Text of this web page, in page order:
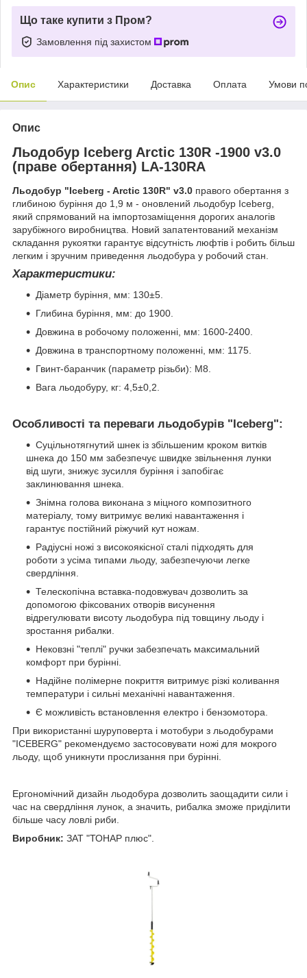
Що таке купити з Пром?
Замовлення під захистом
Опис Характеристики Доставка Оплата Умови
Опис
Льодобур Iceberg Arctic 130R -1900 v3.0
(праве обертання) LA-130RA
Льодобур "Iceberg - Arctic 130R" v3.0 правого обертання з
глибиною буріння до 1,9 м - оновлений льодобур Iceberg,
який спрямований на імпортозаміщення дорогих аналогів
зарубіжного виробництва. Новий запатентований механізм
складання рукоятки гарантує відсутність люфтів і робить більш
легким і зручним приведення льодобура у робочий стан.
Характеристики:
Діаметр буріння, мм: 130±5.
Глибина буріння, мм: до 1900.
Довжина в робочому положенні, мм: 1600-2400.
Довжина в транспортному положенні, мм: 1175.
Гвинт-баранчик (параметр різьби): М8.
Вага льодобуру, кг: 4,5±0,2.
Особливості та переваги льодобурів "Iceberg":
Суцільнотягнутий шнек із збільшеним кроком витків
шнека до 150 мм забезпечує швидке звільнення лунки
від шуги, знижує зусилля буріння і запобігає
заклинювання шнека.
Знімна голова виконана з міцного композитного
матеріалу, тому витримує великі навантаження і
гарантує постійний ріжучий кут ножам.
Радіусні ножі з високоякісної сталі підходять для
роботи з усіма типами льоду, забезпечуючи легке
свердління.
Телескопічна вставка-подовжувач дозволить за
допомогою фіксованих отворів висунення
відрегулювати висоту льодобура під товщину льоду і
зростання рибалки.
Нековзні "теплі" ручки забезпечать максимальний
комфорт при бурінні.
Надійне полімерне покриття витримує різкі коливання
температури і сильні механічні навантаження.
Є можливість встановлення електро і бензомотора.
При використанні шуруповерта і мотобури з льодобурами
"ICEBERG" рекомендуємо застосовувати ножі для мокрого
льоду, щоб уникнути прослизання при бурінні.
Ергономічний дизайн льодобура дозволить заощадити сили і
час на свердління лунок, а значить, рибалка зможе приділити
більше часу ловлі риби.
Виробник: ЗАТ "ТОНАР плюс".